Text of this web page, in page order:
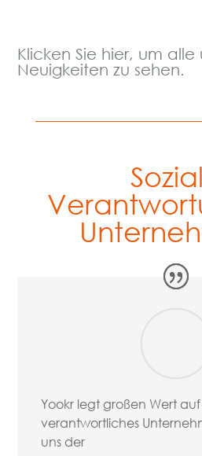
Klicken Sie hier, um alle
Neuigkeiten zu sehen.
Yookr legt großen Wert auf
verantwortliches
uns der